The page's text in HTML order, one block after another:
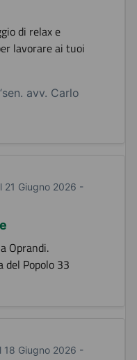
di relax e
lavorare ai tuoi
avv. Carlo
21 Giugno 2026 -
Oprandi.
del Popolo 33
18 Giugno 2026 -